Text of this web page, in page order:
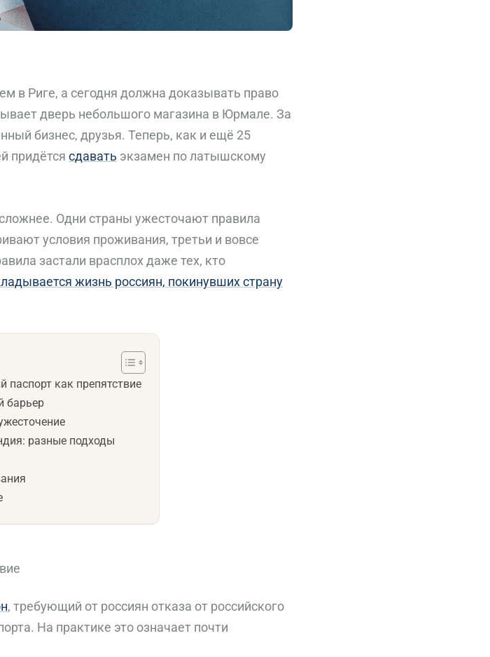
в Риге, а сегодня должна доказывать право
дверь небольшого магазина в Юрмале. За
бизнес, друзья. Теперь, как и ещё 25
придётся сдавать экзамен по латышскому
Одни страны ужесточают правила
условия проживания, третьи и вовсе
застали врасплох даже тех, кто
жизнь россиян, покинувших страну
паспорт как препятствие
барьер
разные подходы
, требующий от россиян отказа от российского
На практике это означает почти